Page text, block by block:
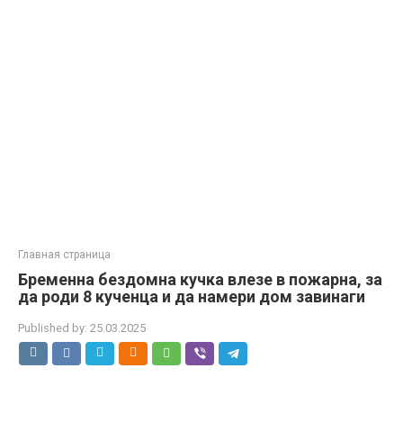
Главная страница
Бременна бездомна кучка влезе в пожарна, за
да роди 8 кученца и да намери дом завинаги
Published by: 25.03.2025